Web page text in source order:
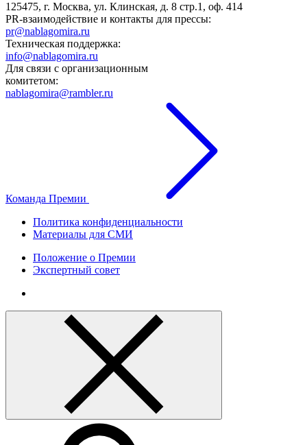
125475, г. Москва, ул. Клинская, д. 8 стр.1, оф. 414
PR-взаимодействие и контакты для прессы:
pr@nablagomira.ru
Техническая поддержка:
info@nablagomira.ru
Для связи с организационным
комитетом:
nablagomira@rambler.ru
Команда Премии
Политика конфиденциальности
Материалы для СМИ
Положение о Премии
Экспертный совет